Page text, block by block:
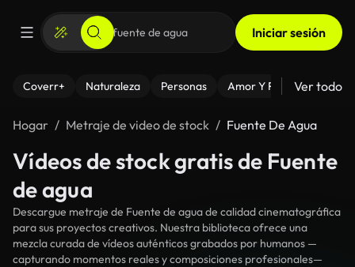
Iniciar sesión
Coverr+ Naturaleza Personas Amor Y Relaciones
Ver todo
Hogar Metraje de video de stock Fuente De Agua
Vídeos de stock gratis de Fuente
de agua
Descargue metraje de Fuente de agua de calidad cinematográfica
para sus proyectos creativos. Nuestra biblioteca ofrece una
mezcla curada de vídeos auténticos grabados por humanos —
capturando momentos reales y composiciones profesionales—